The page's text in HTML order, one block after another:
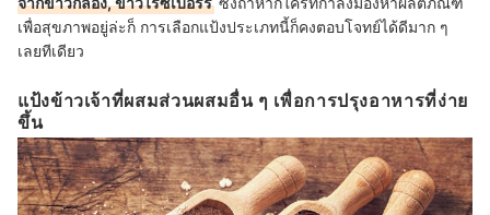
เพื่อสุขภาพอยู่ล่ะก็ การเลือกแป้งประเภทนี้ก็คงตอบโจทย์ได้ดีมาก ๆ
เลยทีเดียว
แป้งข้าวเจ้าที่ผสมส่วนผสมอื่น ๆ เพื่อการปรุงอาหารที่ง่าย
ขึ้น